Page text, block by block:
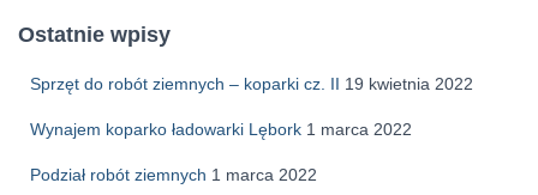
Ostatnie wpisy
Sprzęt do robót ziemnych – koparki cz. II 19 kwietnia 2022
Wynajem koparko ładowarki Lębork 1 marca 2022
Podział robót ziemnych 1 marca 2022